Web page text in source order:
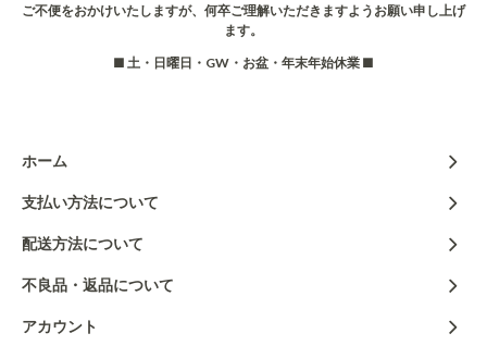
ご不便をおかけいたしますが、何卒ご理解いただきますようお願い申し上げ
ます。
■ 土・日曜日・GW・お盆・年末年始休業 ■
ホーム
支払い方法について
配送方法について
不良品・返品について
アカウント